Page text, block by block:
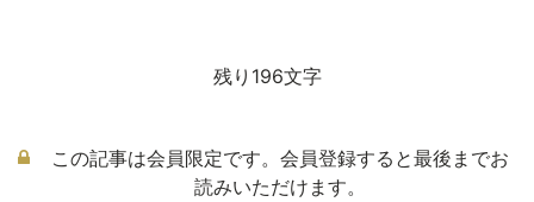
残り196文字
この記事は会員限定です。会員登録すると最後までお
読みいただけます。